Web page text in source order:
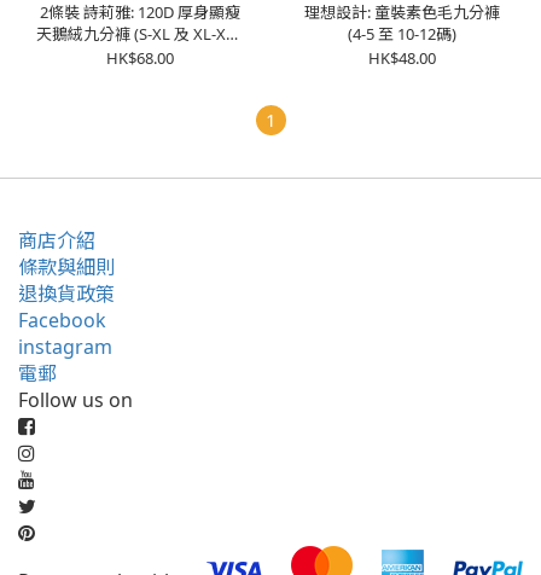
2條裝 詩莉雅: 120D 厚身顯瘦
天鵝絨九分褲 (S-XL 及 XL-XXL
碼)
HK$68.00
理想設計: 童裝素色毛九分褲
(4-5 至 10-12碼)
HK$48.00
1
商店介紹
條款與細則
退換貨政策
Facebook
instagram
電郵
Follow us on